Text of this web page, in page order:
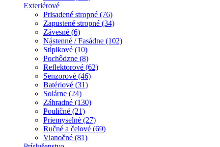
Exteriérové
Prisadené stropné (76)
Zapustené stropné (34)
Závesné (6)
Nástenné / Fasádne (102)
Stĺpikové (10)
Pochôdzne (8)
Reflektorové (62)
Senzorové (46)
Batériové (31)
Solárne (24)
Záhradné (130)
Pouličné (21)
Priemyselné (27)
Ručné a čelové (69)
Vianočné (81)